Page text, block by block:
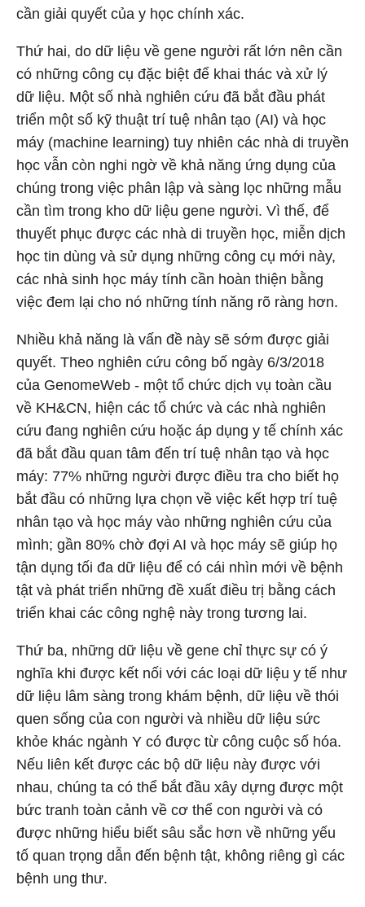
cần giải quyết của y học chính xác.
Thứ hai, do dữ liệu về gene người rất lớn nên cần
có những công cụ đặc biệt để khai thác và xử lý
dữ liệu. Một số nhà nghiên cứu đã bắt đầu phát
triển một số kỹ thuật trí tuệ nhân tạo (AI) và học
máy (machine learning) tuy nhiên các nhà di truyền
học vẫn còn nghi ngờ về khả năng ứng dụng của
chúng trong việc phân lập và sàng lọc những mẫu
cần tìm trong kho dữ liệu gene người. Vì thế, để
thuyết phục được các nhà di truyền học, miễn dịch
học tin dùng và sử dụng những công cụ mới này,
các nhà sinh học máy tính cần hoàn thiện bằng
việc đem lại cho nó những tính năng rõ ràng hơn.
Nhiều khả năng là vấn đề này sẽ sớm được giải
quyết. Theo nghiên cứu công bố ngày 6/3/2018
của GenomeWeb - một tổ chức dịch vụ toàn cầu
về KH&CN, hiện các tổ chức và các nhà nghiên
cứu đang nghiên cứu hoặc áp dụng y tế chính xác
đã bắt đầu quan tâm đến trí tuệ nhân tạo và học
máy: 77% những người được điều tra cho biết họ
bắt đầu có những lựa chọn về việc kết hợp trí tuệ
nhân tạo và học máy vào những nghiên cứu của
mình; gần 80% chờ đợi AI và học máy sẽ giúp họ
tận dụng tối đa dữ liệu để có cái nhìn mới về bệnh
tật và phát triển những đề xuất điều trị bằng cách
triển khai các công nghệ này trong tương lai.
Thứ ba, những dữ liệu về gene chỉ thực sự có ý
nghĩa khi được kết nối với các loại dữ liệu y tế như
dữ liệu lâm sàng trong khám bệnh, dữ liệu về thói
quen sống của con người và nhiều dữ liệu sức
khỏe khác ngành Y có được từ công cuộc số hóa.
Nếu liên kết được các bộ dữ liệu này được với
nhau, chúng ta có thể bắt đầu xây dựng được một
bức tranh toàn cảnh về cơ thể con người và có
được những hiểu biết sâu sắc hơn về những yếu
tố quan trọng dẫn đến bệnh tật, không riêng gì các
bệnh ung thư.